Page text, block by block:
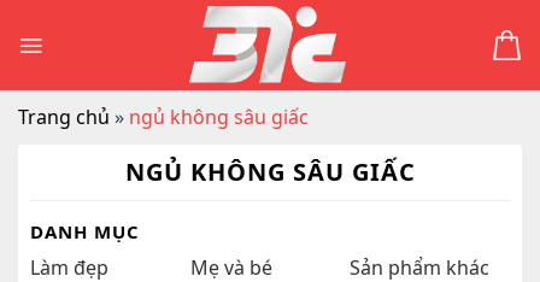
Trang chủ » ngủ không sâu giấc
NGỦ KHÔNG SÂU GIẤC
DANH MỤC
Làm đẹp Mẹ và bé
Sản phẩm khác